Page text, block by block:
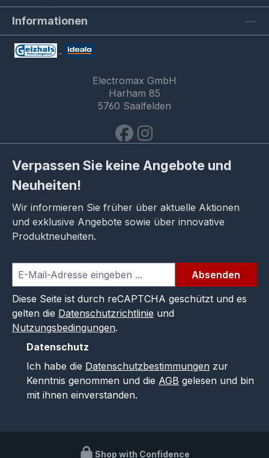
Informationen
Electromax GmbH
Harham 85
5760 Saalfelden
Verpassen Sie keine Angebote und
Neuheiten!
Wir informieren Sie früher über aktuelle Aktionen
und exklusive Angebote sowie über innovative
Produktneuheiten.
Absenden
Diese Seite ist durch reCAPTCHA geschützt und es
gelten die Datenschutzrichtlinie und
Nutzungsbedingungen.
Datenschutz
Ich habe die Datenschutzbestimmungen zur
Kenntnis genommen und die AGB gelesen und bin
mit ihnen einverstanden.
Shop with Confidence